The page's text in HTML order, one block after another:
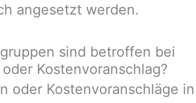
angesetzt werden.
sind betroffen bei
Kostenvoranschlag?
oder Kostenvoranschläge in